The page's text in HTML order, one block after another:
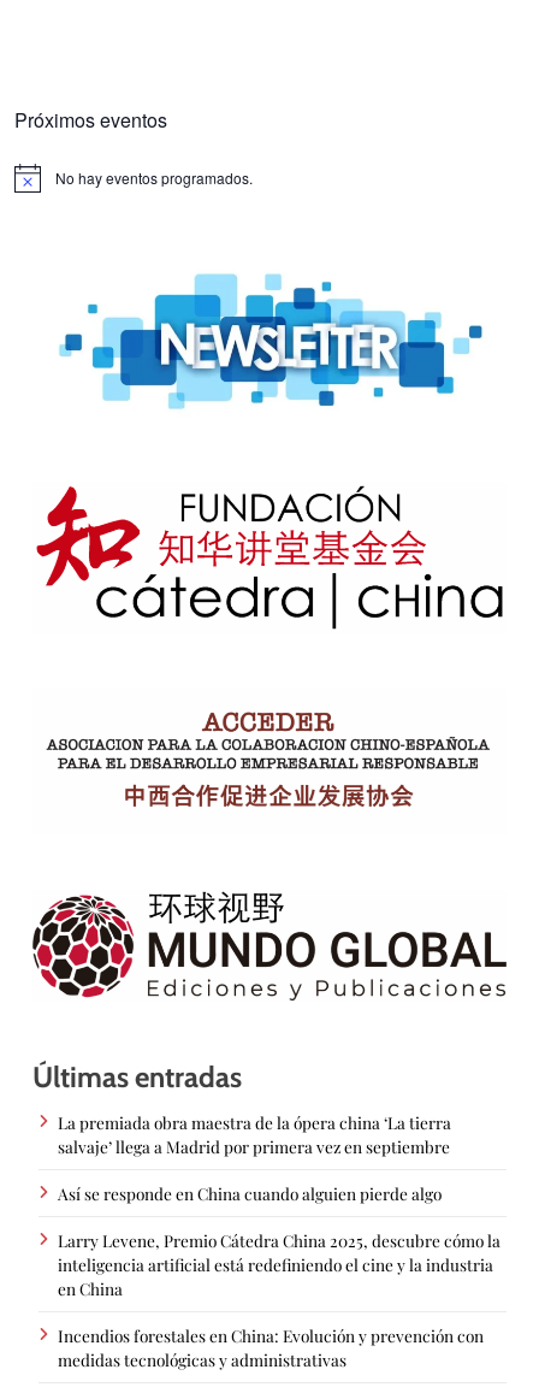
Próximos eventos
Aviso No hay eventos programados.
Últimas entradas
La premiada obra maestra de la ópera china ‘La tierra
salvaje’ llega a Madrid por primera vez en septiembre
Así se responde en China cuando alguien pierde algo
Larry Levene, Premio Cátedra China 2025, descubre cómo la
inteligencia artificial está redefiniendo el cine y la industria
en China
Incendios forestales en China: Evolución y prevención con
medidas tecnológicas y administrativas